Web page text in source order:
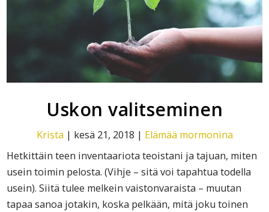
Uskon valitseminen
Krista | kesä 21, 2018 | Elämää mormonina
Hetkittäin teen inventaariota teoistani ja tajuan, miten
usein toimin pelosta. (Vihje – sitä voi tapahtua todella
usein). Siitä tulee melkein vaistonvaraista – muutan
tapaa sanoa jotakin, koska pelkään, mitä joku toinen